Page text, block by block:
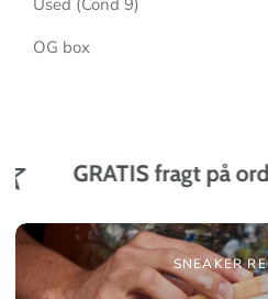
OG box
GRATIS fragt på
SNEAKER